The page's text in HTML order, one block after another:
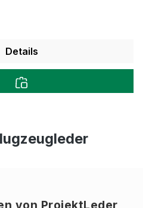
Details
von ProjektLeder